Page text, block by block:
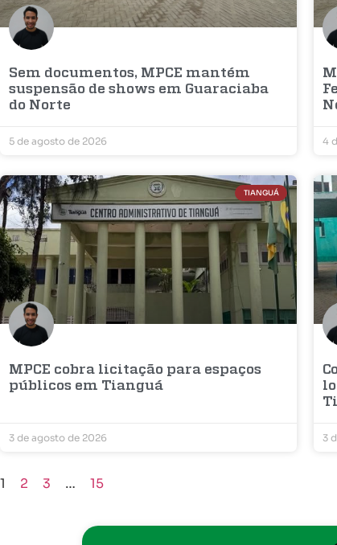
Sem documentos, MPCE mantém
suspensão de shows em Guaraciaba
do Norte
5 de agosto de 2026 4
TIANGUÁ
MPCE cobra licitação para espaços
públicos em Tianguá
3 de agosto de 2026 3
1 2 3 … 15